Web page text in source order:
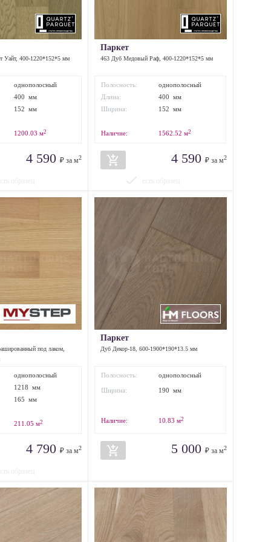
Уайт, 400-1220*152*5 мм
однополосный
400 мм
152 мм
1200.03 м2
4 590₽ за м2
Паркет
463 Дуб Медовый Раф, 400-1220*152*5 мм
Полосность:
однополосный
Длина:
400 мм
Ширина:
152 мм
Наличие: 1562.52м2
add_shopping_cart 4 590 ₽ за м2
под лаком,
однополосный
1218 мм
165 мм
211.05 м2
4 790₽ за м2
Паркет
Дуб Декор-18, 600-1900*190*13.5 мм
Полосность: однополосный
Ширина: 190 мм
Наличие: 10.83м2
add_shopping_cart 5 000 ₽ за м2